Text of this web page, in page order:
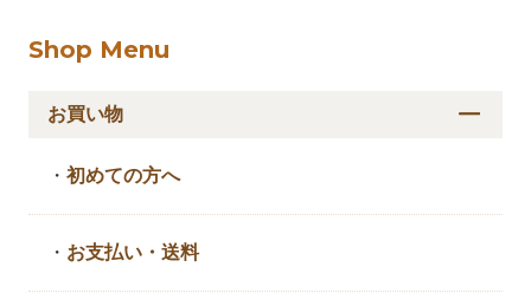
Shop Menu
お買い物
・初めての方へ
・ お支払い・送料